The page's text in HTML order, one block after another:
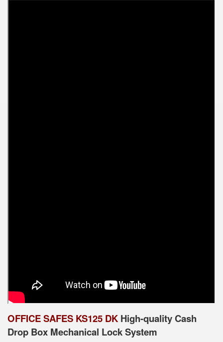
OFFICE SAFES KS125 DK High-quality Cash
Drop Box Mechanical Lock System